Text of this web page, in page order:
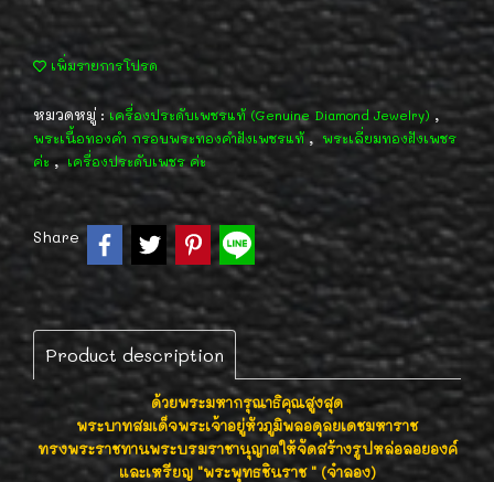
เพิ่มรายการโปรด
หมวดหมู่ :เครื่องประดับเพชรแท้ (Genuine Diamond Jewelry) ,
พระเนื้อทองคำ กรอบพระทองคำฝังเพชรแท้ , พระเลี่ยมทองฝังเพชร
ค่ะ, เครื่องประดับเพชร ค่ะ
Share
Product description
ด้วยพระมหากรุณาธิคุณสูงสุด
พระบาทสมเด็จพระเจ้าอยู่หัวภูมิพลอดุลยเดชมหาราช
ทรงพระราชทานพระบรมราชานุญาตให้จัดสร้างรูปหล่อลอยองค์
และเหรียญ "พระพุทธชินราช " (จำลอง)